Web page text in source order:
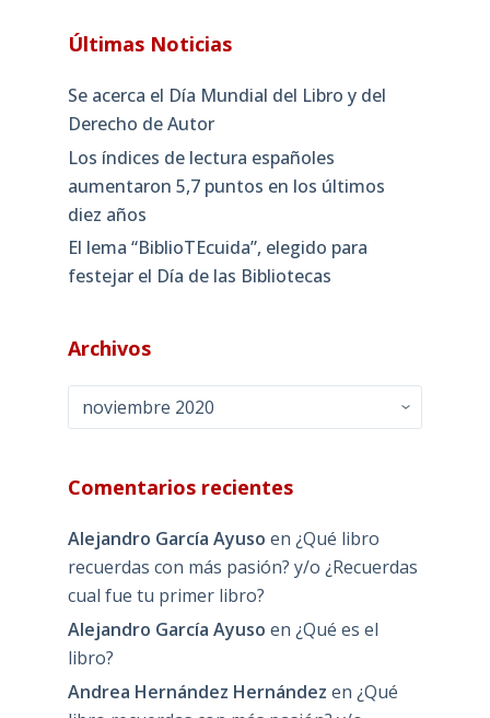
Últimas Noticias
Se acerca el Día Mundial del Libro y del
Derecho de Autor
Los índices de lectura españoles
aumentaron 5,7 puntos en los últimos
diez años
El lema “BiblioTEcuida”, elegido para
festejar el Día de las Bibliotecas
Archivos
Archivos
Comentarios recientes
Alejandro García Ayuso en ¿Qué libro
recuerdas con más pasión? y/o ¿Recuerdas
cual fue tu primer libro?
Alejandro García Ayuso en ¿Qué es el
libro?
Andrea Hernández Hernández en ¿Qué